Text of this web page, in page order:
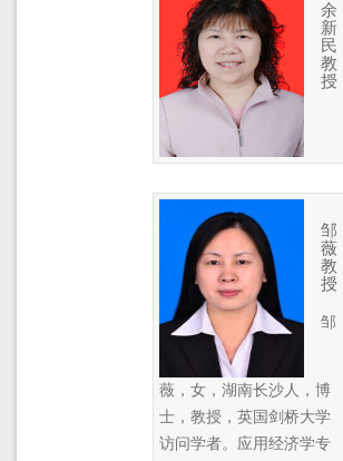
余
新
民
教
授
邹
薇
教
授
邹
薇，女，湖南长沙人，博
士，教授，英国剑桥大学
访问学者。应用经济学专